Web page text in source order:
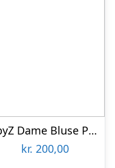
ZbyZ Dame Bluse Plus Size – LIght Green – 54/56
kr. 200,00